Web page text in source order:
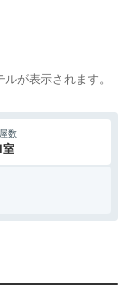
が表示されます。
数
室